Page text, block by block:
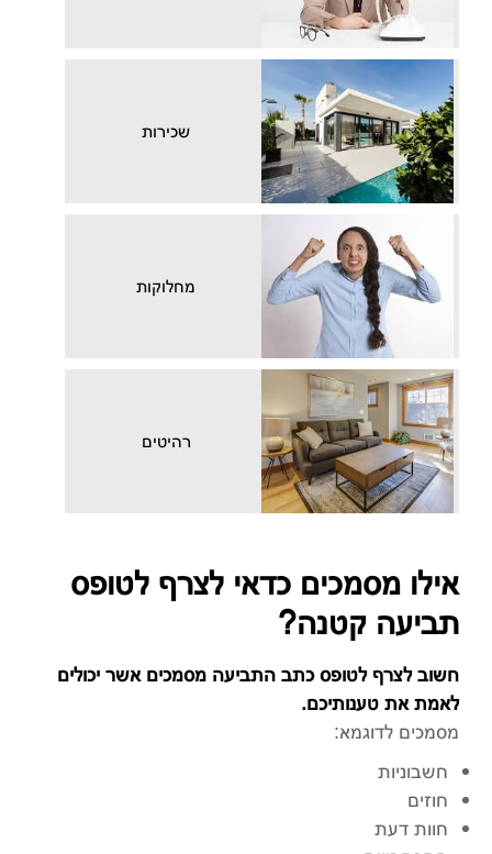
שכירות
מחלוקות
רהיטים
אילו מסמכים כדאי לצרף לטופס
תביעה קטנה?
חשוב לצרף לטופס כתב התביעה מסמכים אשר יכולים
לאמת את טענותיכם.
מסמכים לדוגמא:
חשבוניות
חוזים
חוות דעת